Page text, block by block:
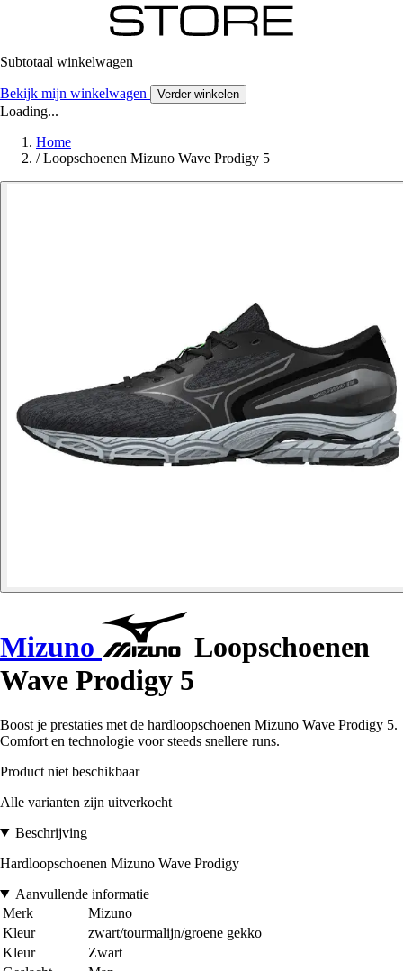
Subtotaal winkelwagen
Bekijk mijn winkelwagen Verder winkelen
Loading...
Home
/ Loopschoenen Mizuno Wave Prodigy 5
Mizuno
Loopschoenen
Wave Prodigy 5
Boost je prestaties met de hardloopschoenen Mizuno Wave Prodigy 5.
Comfort en technologie voor steeds snellere runs.
Product niet beschikbaar
Alle varianten zijn uitverkocht
Beschrijving
Hardloopschoenen Mizuno Wave Prodigy
Aanvullende informatie
Merk
Mizuno
Kleur
zwart/tourmalijn/groene gekko
Kleur
Zwart